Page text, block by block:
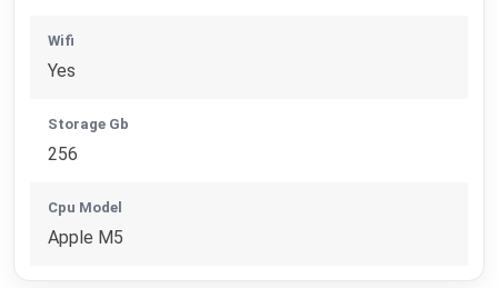
Wifi
Yes
Storage Gb
256
Cpu Model
Apple M5